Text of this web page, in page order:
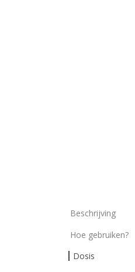
Beschrijving
Hoe gebruiken?
Dosis